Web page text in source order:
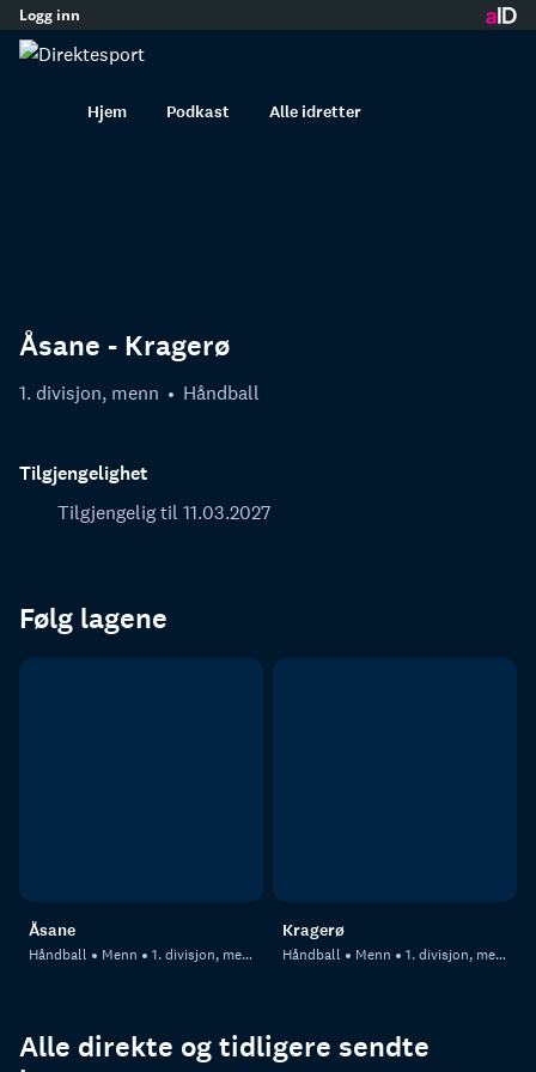
innhold
Logg inn
Hjem Podkast Alle idretter
Åsane - Kragerø
1. divisjon, menn Håndball
Tilgjengelighet
Tilgjengelig til 11.03.2027
Følg lagene
Åsane
Håndball Menn 1. divisjon, menn
Kragerø
Håndball Menn 1. divisjon, menn
Alle direkte og tidligere sendte